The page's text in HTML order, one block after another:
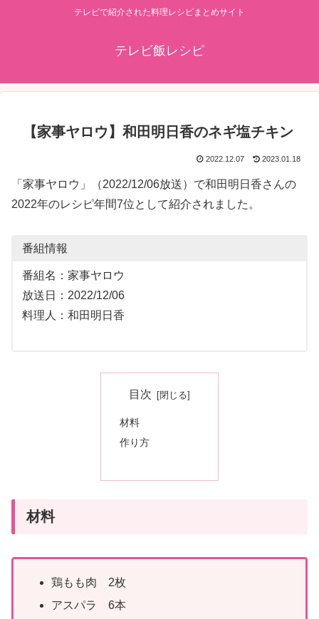
テレビで紹介された料理レシピまとめサイト
テレビ飯レシピ
【家事ヤロウ】和田明日香のネギ塩チキン
2022.12.07 2023.01.18
「家事ヤロウ」（2022/12/06放送）で和田明日香さんの
2022年のレシピ年間7位として紹介されました。
番組情報
番組名：家事ヤロウ
放送日：2022/12/06
料理人：和田明日香
目次
材料
作り方
材料
鶏もも肉 2枚
アスパラ 6本